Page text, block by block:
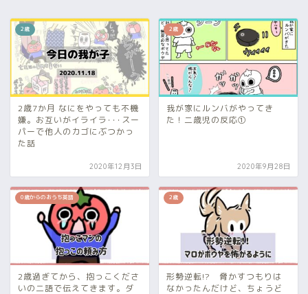
2歳
2歳7か月 なにをやっても不機
嫌。お互いがイライラ･･･スー
パーで他人のカゴにぶつかっ
た話
2020年12月3日
2歳
我が家にルンバがやってき
た！二歳児の反応①
2020年9月28日
0歳からのおうち英語
2歳過ぎてから、抱っこくださ
いの二語で伝えてきます。ダ
2歳
形勢逆転!? 脅かすつもりは
なかったんだけど、ちょうど